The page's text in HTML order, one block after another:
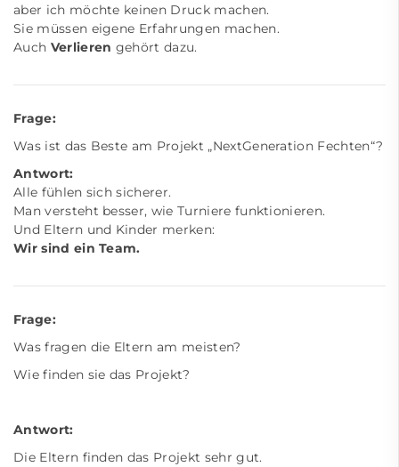
aber ich möchte keinen Druck machen.
Sie müssen eigene Erfahrungen machen.
Auch Verlieren gehört dazu.
Frage:
Was ist das Beste am Projekt „NextGeneration Fechten“?
Antwort:
Alle fühlen sich sicherer.
Man versteht besser, wie Turniere funktionieren.
Und Eltern und Kinder merken:
Wir sind ein Team.
Frage:
Was fragen die Eltern am meisten?
Wie finden sie das Projekt?
Antwort:
Die Eltern finden das Projekt sehr gut.